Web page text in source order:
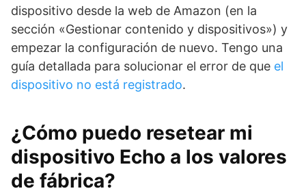
dispositivo desde la web de Amazon (en la
sección «Gestionar contenido y dispositivos») y
empezar la configuración de nuevo. Tengo una
guía detallada para solucionar el error de que el
dispositivo no está registrado.
¿Cómo puedo resetear mi
dispositivo Echo a los valores
de fábrica?